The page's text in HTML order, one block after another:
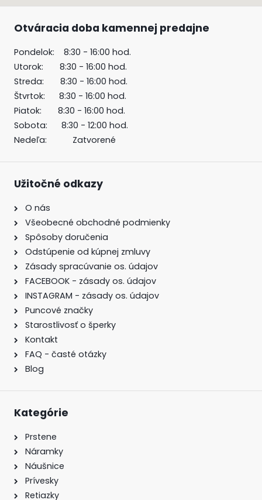
Otváracia doba kamennej predajne
Pondelok: 8:30 - 16:00 hod.
Utorok: 8:30 - 16:00 hod.
Streda: 8:30 - 16:00 hod.
Štvrtok: 8:30 - 16:00 hod.
Piatok: 8:30 - 16:00 hod.
Sobota: 8:30 - 12:00 hod.
Nedeľa: Zatvorené
Užitočné odkazy
O nás
Všeobecné obchodné podmienky
Spôsoby doručenia
Odstúpenie od kúpnej zmluvy
Zásady spracúvanie os. údajov
FACEBOOK - zásady os. údajov
INSTAGRAM - zásady os. údajov
Puncové značky
Starostlivosť o šperky
Kontakt
FAQ - časté otázky
Blog
Kategórie
Prstene
Náramky
Náušnice
Prívesky
Retiazky